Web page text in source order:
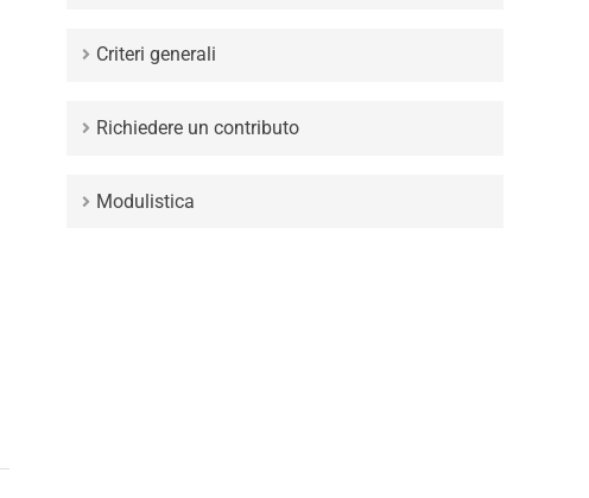
Criteri generali
Richiedere un contributo
Modulistica